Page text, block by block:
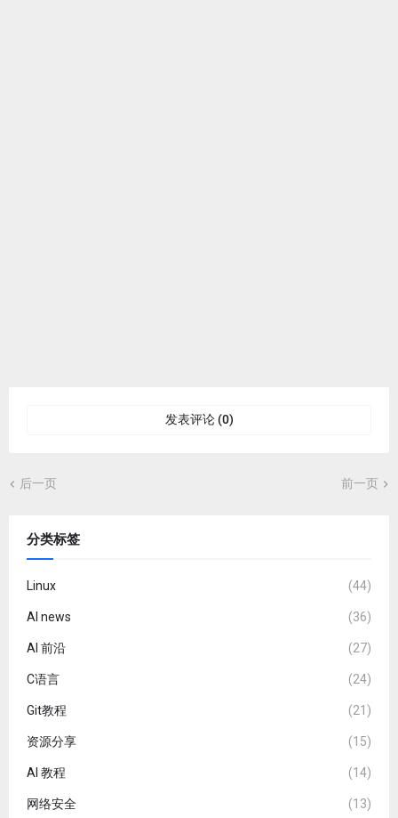
发表评论 (0)
后一页 前一页
分类标签
Linux (44)
AI news (36)
AI 前沿 (27)
C语言 (24)
Git教程 (21)
资源分享 (15)
AI 教程 (14)
网络安全 (13)